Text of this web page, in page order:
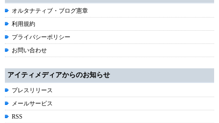
オルタナティブ・ブログ憲章
利用規約
プライバシーポリシー
お問い合わせ
アイティメディアからのお知らせ
プレスリリース
メールサービス
RSS